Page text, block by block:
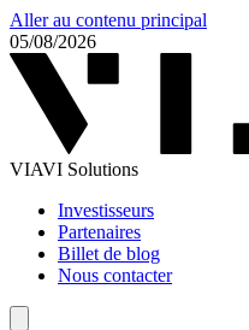
Aller au contenu principal
05/08/2026
VIAVI Solutions
Investisseurs
Partenaires
Billet de blog
Nous contacter